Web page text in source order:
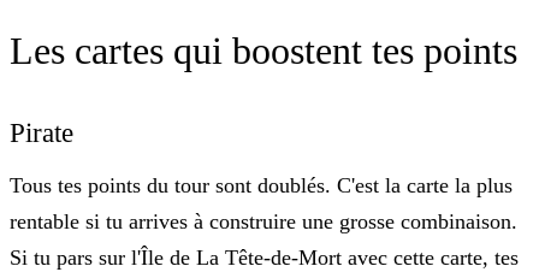
Les cartes qui boostent tes points
Pirate
Tous tes points du tour sont doublés. C'est la carte la plus
rentable si tu arrives à construire une grosse combinaison.
Si tu pars sur l'Île de La Tête-de-Mort avec cette carte, tes